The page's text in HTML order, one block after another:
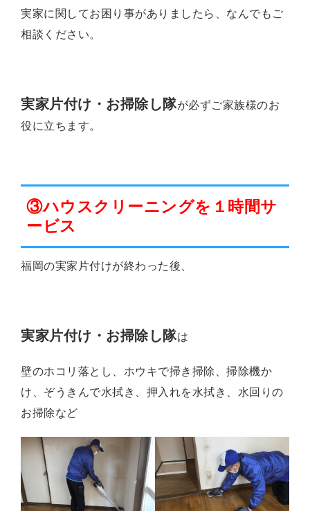
実家に関してお困り事がありましたら、なんでもご
相談ください。
実家片付け・お掃除し隊が必ずご家族様のお
役に立ちます。
③ハウスクリーニングを１時間サ
ービス
福岡の実家片付けが終わった後、
実家片付け・お掃除し隊は
壁のホコリ落とし、ホウキで掃き掃除、掃除機か
け、ぞうきんで水拭き、押入れを水拭き、水回りの
お掃除など